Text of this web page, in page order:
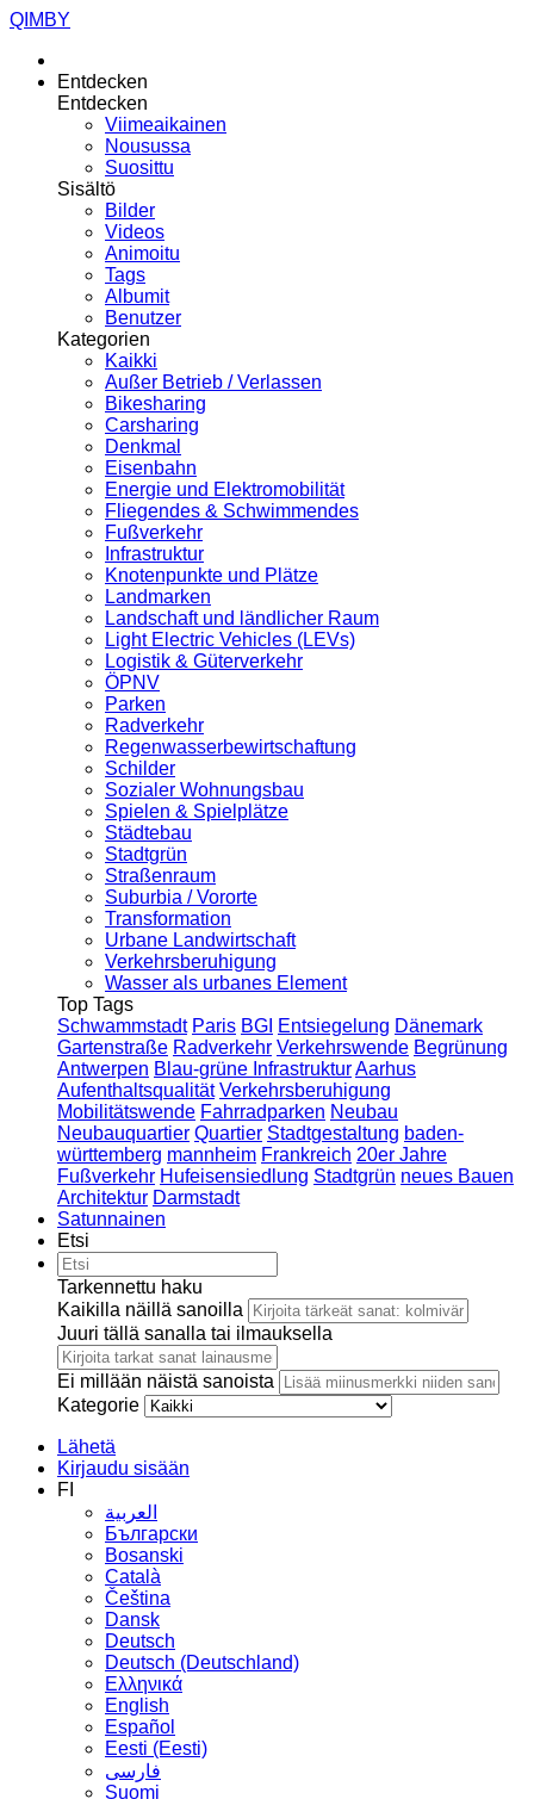
QIMBY
Entdecken
Entdecken
Viimeaikainen
Nousussa
Suosittu
Sisältö
Bilder
Videos
Animoitu
Tags
Albumit
Benutzer
Kategorien
Kaikki
Außer Betrieb / Verlassen
Bikesharing
Carsharing
Denkmal
Eisenbahn
Energie und Elektromobilität
Fliegendes & Schwimmendes
Fußverkehr
Infrastruktur
Knotenpunkte und Plätze
Landmarken
Landschaft und ländlicher Raum
Light Electric Vehicles (LEVs)
Logistik & Güterverkehr
ÖPNV
Parken
Radverkehr
Regenwasserbewirtschaftung
Schilder
Sozialer Wohnungsbau
Spielen & Spielplätze
Städtebau
Stadtgrün
Straßenraum
Suburbia / Vororte
Transformation
Urbane Landwirtschaft
Verkehrsberuhigung
Wasser als urbanes Element
Top Tags
Schwammstadt Paris BGI Entsiegelung Dänemark
Gartenstraße Radverkehr Verkehrswende Begrünung
Antwerpen Blau-grüne InfrastrukturAarhus
Aufenthaltsqualität Verkehrsberuhigung
Mobilitätswende Fahrradparken Neubau
Neubauquartier Quartier Stadtgestaltung baden-
württemberg mannheim Frankreich 20er Jahre
Fußverkehr Hufeisensiedlung Stadtgrün neues Bauen
Architektur Darmstadt
Satunnainen
Etsi
Tarkennettu haku
Kaikilla näillä sanoilla
Juuri tällä sanalla tai ilmauksella
Ei millään näistä sanoista
Kategorie
Lähetä
Kirjaudu sisään
FI
العربية
Български
Bosanski
Сatalà
Čeština
Dansk
Deutsch
Deutsch (Deutschland)
Ελληνικά
English
Español
Eesti (Eesti)
فارسی
Suomi